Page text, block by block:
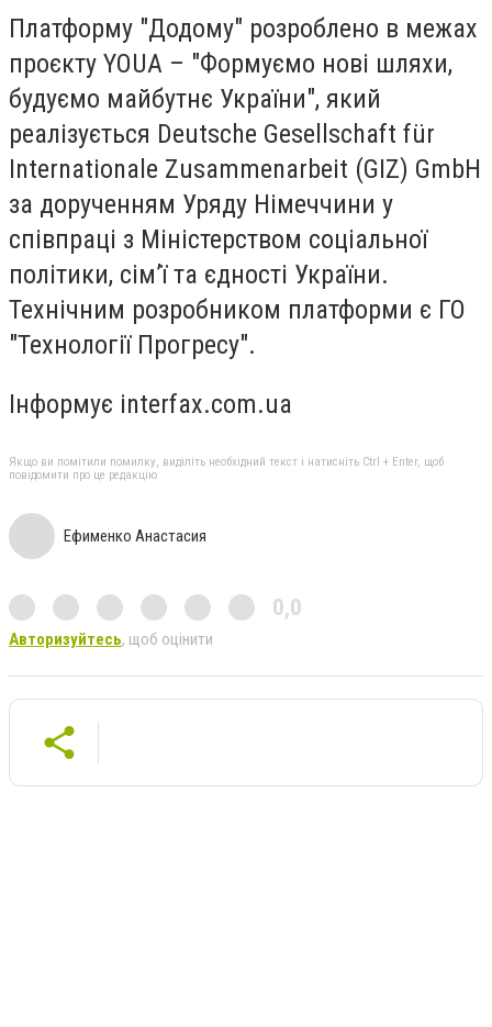
Платформу "Додому" розроблено в межах
проєкту YOUA – "Формуємо нові шляхи,
будуємо майбутнє України", який
реалізується Deutsche Gesellschaft für
Internationale Zusammenarbeit (GIZ) GmbH
за дорученням Уряду Німеччини у
співпраці з Міністерством соціальної
політики, сім’ї та єдності України.
Технічним розробником платформи є ГО
"Технології Прогресу".
Інформує interfax.com.ua
Якщо ви помітили помилку, виділіть необхідний текст і натисніть Ctrl + Enter, щоб
повідомити про це редакцію
Ефименко Анастасия
0,0
Авторизуйтесь, щоб оцінити